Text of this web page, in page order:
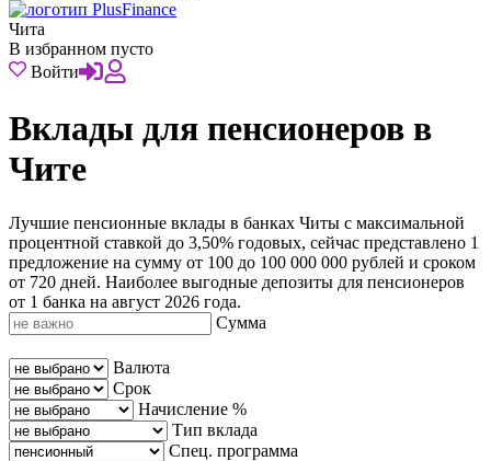
Чита
В избранном пусто
Войти
Вклады для пенсионеров в
Чите
Лучшие пенсионные вклады в банках Читы с максимальной
процентной ставкой до 3,50% годовых, сейчас представлено 1
предложение на сумму от 100 до 100 000 000 рублей и сроком
от 720 дней. Наиболее выгодные депозиты для пенсионеров
от 1 банка на август 2026 года.
Сумма
Валюта
Срок
Начисление %
Тип вклада
Спец. программа